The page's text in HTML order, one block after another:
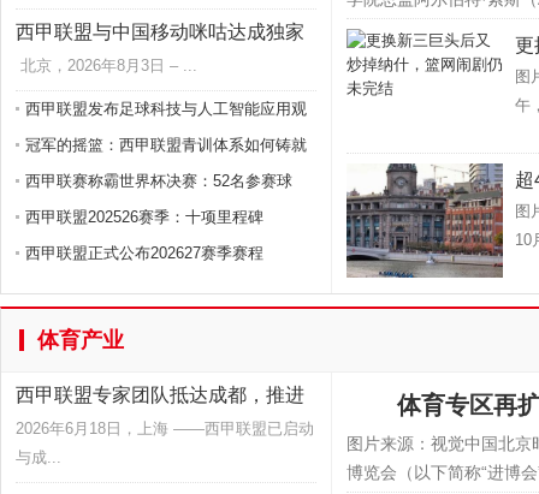
西甲联盟与中国移动咪咕达成独家
北京，2026年8月3日 – ...
西甲联盟发布足球科技与人工智能应用观
冠军的摇篮：西甲联盟青训体系如何铸就
西甲联赛称霸世界杯决赛：52名参赛球
西甲联盟202526赛季：十项里程碑
西甲联盟正式公布202627赛季赛程
更
图
午
超
图
10
体育产业
西甲联盟专家团队抵达成都，推进
2026年6月18日，上海 ——西甲联盟已启动
与成...
体育专区再
图片来源：视觉中国北
博览会（以下简称“进博